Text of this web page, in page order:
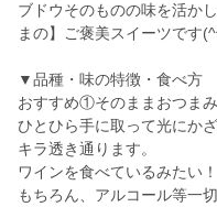
ブドウそのものの味を活か
まの】ご褒美スイーツです
▼品種・味の特徴・食べ方
おすすめ①そのままおつま
ひとひら手に取って光にか
キラ透き通ります。
ワインを食べているみたい
もちろん、アルコール等一